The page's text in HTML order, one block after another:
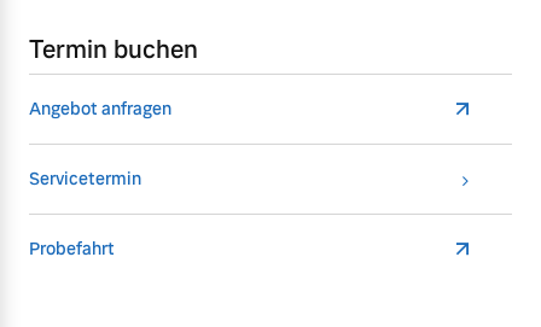
Termin buchen
Angebot anfragen
Servicetermin
Probefahrt